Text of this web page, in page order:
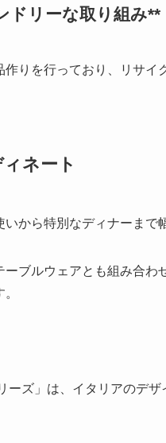
ドリーな取り組み**
りを行っており、リサイ
ネート
から特別なディナーまで
ーブルウェアとも組み合
ーズ」は、イタリアのデ